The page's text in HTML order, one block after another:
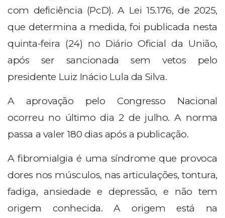
com deficiência (PcD). A Lei 15.176, de 2025,
que determina a medida, foi publicada nesta
quinta-feira (24) no Diário Oficial da União,
após ser sancionada sem vetos pelo
presidente Luiz Inácio Lula da Silva.
A aprovação pelo Congresso Nacional
ocorreu no último dia 2 de julho.A norma
passa a valer 180 dias após a publicação.
A fibromialgia é uma síndrome que provoca
dores nos músculos, nas articulações, tontura,
fadiga, ansiedade e depressão, e não tem
origem conhecida. A origem está na